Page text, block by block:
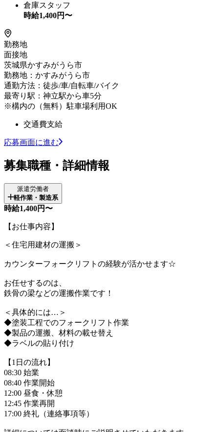
倉庫スタッフ
時給1,400円〜
勤務地
面接地
茨城県かすみがうら市
勤務地：かすみがうら市
通勤方法：徒歩/車/自転車/バイク
最寄り駅：神立駅から車5分
※構内の（無料）駐車場利用OK
交通費支給
応募画面に進む
募集職種・詳細情報
派遣労働者
軽作業・製造系
時給1,400円〜
【お仕事内容】
＜住宅用建材の運搬＞
カウンターフォークリフトの経験が活かせます☆
お任せするのは、
鉄骨の梁などの運搬作業です！
＜具体的には…＞
◆塗装工程でのフォークリフト作業
◆製品の運搬、材料の載せ替え
◆ラベルの貼り付け
【1日の流れ】
08:30 始業
08:40 作業開始
12:00 昼食・休憩
12:45 作業再開
17:00 終礼（連絡事項等）